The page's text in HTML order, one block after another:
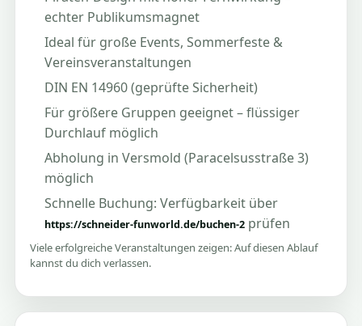
echter Publikumsmagnet
Ideal für große Events, Sommerfeste &
Vereinsveranstaltungen
DIN EN 14960 (geprüfte Sicherheit)
Für größere Gruppen geeignet – flüssiger
Durchlauf möglich
Abholung in Versmold (Paracelsusstraße 3)
möglich
Schnelle Buchung: Verfügbarkeit über
https://schneider-funworld.de/buchen-2 prüfen
Viele erfolgreiche Veranstaltungen zeigen: Auf diesen Ablauf
kannst du dich verlassen.